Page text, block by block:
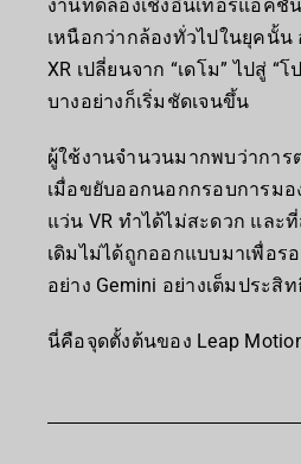
งานทดลองเชิงอินเทอร์แอคชั
เหนือกว่ากล้องทั่วไปในยุคนั้น
XR เปลี่ยนจาก “เดโม” ไปสู่ “
บางอย่างก็เริ่มชัดเจนขึ้น
ผู้ใช้งานจำนวนมากพบว่าการ
เมื่อขยับออกนอกกรอบการมอ
แว่น VR ทำได้ไม่สะดวก และ
เดิมไม่ได้ถูกออกแบบมาเพื่อร
อย่าง Gemini อย่างเต็มประสิ
นี่คือจุดตั้งต้นของ Leap